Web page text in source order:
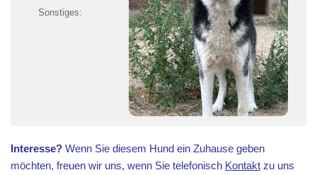
Sonstiges:
Interesse? Wenn Sie diesem Hund ein Zuhause geben
möchten, freuen wir uns, wenn Sie telefonisch Kontakt zu uns